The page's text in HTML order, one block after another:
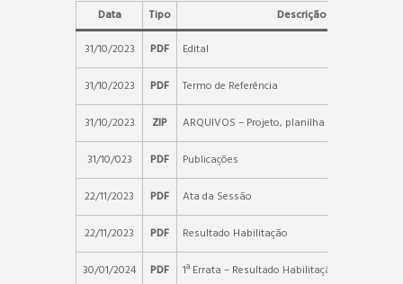
Data Tipo
Descrição
31/10/2023
PDF Edital
31/10/2023 PDF Termo de Referência
31/10/2023 ZIP ARQUIVOS – Projeto, planilha e outros
31/10/023 PDF Publicações
22/11/2023 PDF Ata da Sessão
22/11/2023 PDF Resultado Habilitação
30/01/2024 PDF 1ª Errata – Resultado Habilitação – Publicações